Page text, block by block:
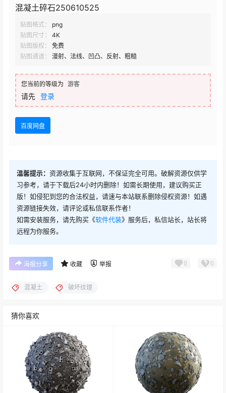
混凝土碎石250610525
贴图格式：
png
贴图尺寸：
4K
贴图版权：
免费
贴图通道：
漫射、法线、凹凸、反射、粗糙
您当前的等级为 游客
请先 登录
百度网盘
温馨提示： 资源收集于互联网，不保证完全可用。破解资源仅供学
习参考，请于下载后24小时内删除！如需长期使用，建议购买正
版！如侵犯到您的合法权益，请速与本站联系删除侵权资源！如遇
资源链接失效，请评论或私信联系作者！
如需安装服务，请先购买《软件代装》服务后，私信站长，站长将
远程为你服务。
海报分享 收藏 举报 0 0
混凝土 破坏纹理
猜你喜欢